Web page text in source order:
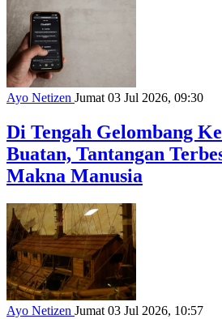
Ayo Netizen Jumat 03 Jul 2026, 09:30
Di Tengah Gelombang
Buatan, Tantangan
Makna Manusia
Ayo Netizen Jumat 03 Jul 2026, 10:57